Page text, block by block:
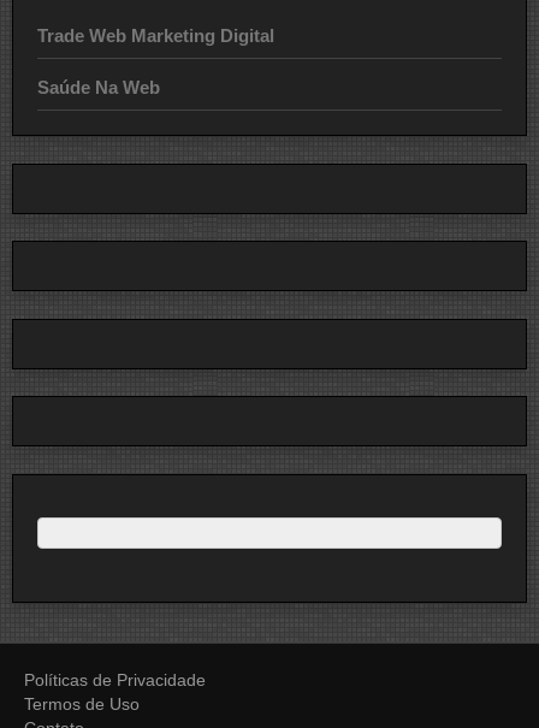
Trade Web Marketing Digital
Saúde Na Web
Políticas de Privacidade
Termos de Uso